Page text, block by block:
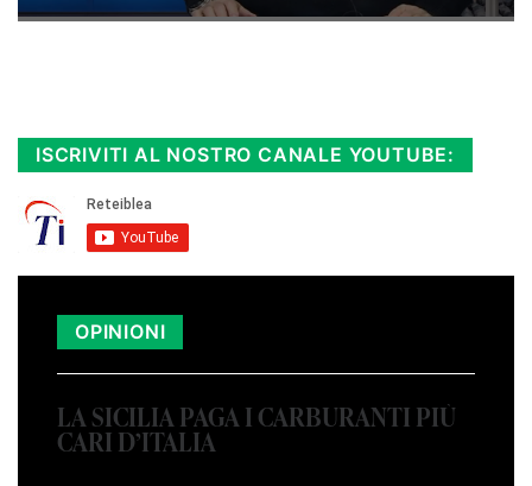
ISCRIVITI AL NOSTRO CANALE YOUTUBE:
OPINIONI
LA SICILIA PAGA I CARBURANTI PIÙ
CARI D’ITALIA